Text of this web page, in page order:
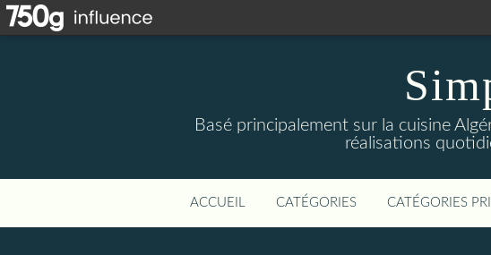
Basé principalement sur la cuisine
réalisations
ACCUEIL CATÉGORIES CATÉGORIES